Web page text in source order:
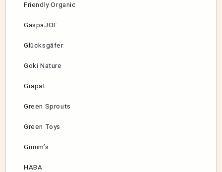
Friendly Organic
GaspaJOE
Glücksgäfer
Goki Nature
Grapat
Green Sprouts
Green Toys
Grimm’s
HABA